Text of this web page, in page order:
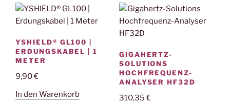
YSHIELD® GL100 |
ERDUNGSKABEL | 1
METER
9,90€
In den Warenkorb
GIGAHERTZ-
SOLUTIONS
HOCHFREQUENZ-
ANALYSER HF32D
310,35€